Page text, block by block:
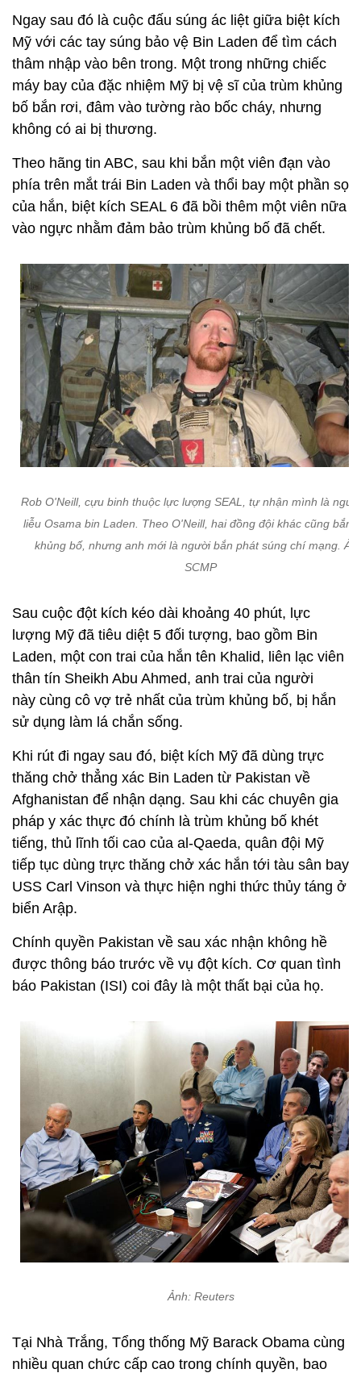
Ngay sau đó là cuộc đấu súng ác liệt giữa biệt kích
Mỹ với các tay súng bảo vệ Bin Laden để tìm cách
thâm nhập vào bên trong. Một trong những chiếc
máy bay của đặc nhiệm Mỹ bị vệ sĩ của trùm khủng
bố bắn rơi, đâm vào tường rào bốc cháy, nhưng
không có ai bị thương.
Theo hãng tin ABC, sau khi bắn một viên đạn vào
phía trên mắt trái Bin Laden và thổi bay một phần sọ
của hắn, biệt kích SEAL 6 đã bồi thêm một viên nữa
vào ngực nhằm đảm bảo trùm khủng bố đã chết.
Rob O'Neill, cựu binh thuộc lực lượng SEAL, tự nhận mình là
liễu Osama bin Laden. Theo O'Neill, hai đồng đội khác cũng bắn
khủng bố, nhưng anh mới là người bắn phát súng chí mạng.
SCMP
Sau cuộc đột kích kéo dài khoảng 40 phút, lực
lượng Mỹ đã tiêu diệt 5 đối tượng, bao gồm Bin
Laden, một con trai của hắn tên Khalid, liên lạc viên
thân tín Sheikh Abu Ahmed, anh trai của người
này cùng cô vợ trẻ nhất của trùm khủng bố, bị hắn
sử dụng làm lá chắn sống.
Khi rút đi ngay sau đó, biệt kích Mỹ đã dùng trực
thăng chở thẳng xác Bin Laden từ Pakistan về
Afghanistan để nhận dạng. Sau khi các chuyên gia
pháp y xác thực đó chính là trùm khủng bố khét
tiếng, thủ lĩnh tối cao của al-Qaeda, quân đội Mỹ
tiếp tục dùng trực thăng chở xác hắn tới tàu sân bay
USS Carl Vinson và thực hiện nghi thức thủy táng ở
biển Arập.
Chính quyền Pakistan về sau xác nhận không hề
được thông báo trước về vụ đột kích. Cơ quan tình
báo Pakistan (ISI) coi đây là một thất bại của họ.
Ảnh: Reuters
Tại Nhà Trắng, Tổng thống Mỹ Barack Obama cùng
nhiều quan chức cấp cao trong chính quyền, bao